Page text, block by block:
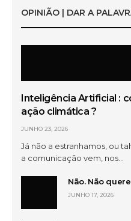
OPINIÃO | DAR A
Inteligência Artificial :
ação climática ?
JUNHO 23, 2026
Já não a estranhamos, ou
a comunicação vem, nos…
Não. Não
JUNHO 17, 2026